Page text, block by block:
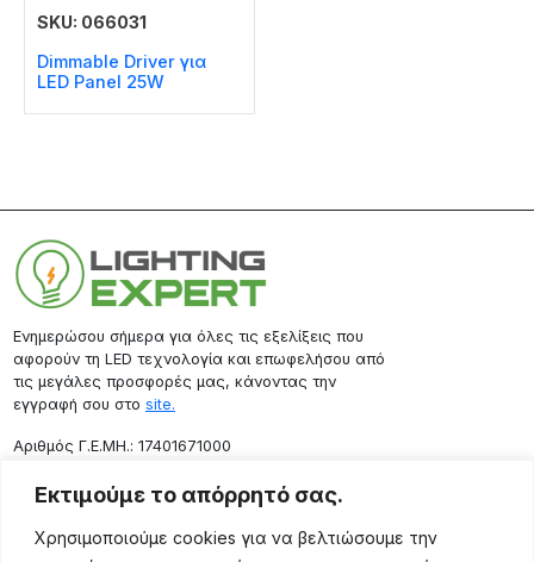
Εκτιμούμε το απόρρητό σας.
Χρησιμοποιούμε cookies για να βελτιώσουμε την
SKU: 066031
Dimmable Driver για
LED Panel 25W
Ενημερώσου σήμερα για όλες τις εξελίξεις που
αφορούν τη LED τεχνολογία και επωφελήσου από
τις μεγάλες προσφορές μας, κάνοντας την
εγγραφή σου στο site.
Aριθμός Γ.Ε.ΜΗ.: 17401671000
Επικοινωνία
Ρόδου 133, Αθήνα 10443